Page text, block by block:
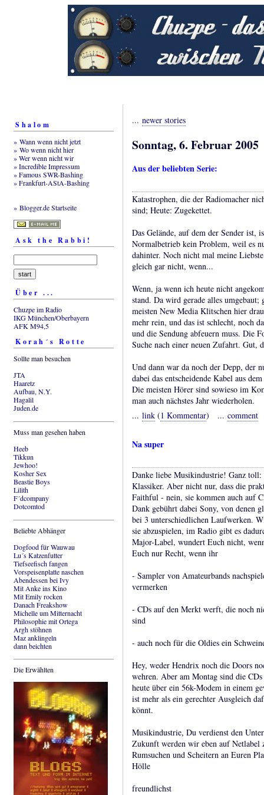
Shalom
» Wann wenn nicht jetzt
» Wo wenn nicht hier
» Wer wenn nicht wir
» Incredible Impressum
» Famous SWR-Bashing
» Frankfurt-AStA-Bashing
» Blogger.de Startseite
Ask the Rabbi!
Über ...
Chuzpe im Radio
IKG München/Oberbayern
AFK M94,5
Korah´s Rotte
Sollte man besuchen
JTA
Haaretz
Aufbau, N.Y.
Hagalil
Juden.de
Muss man gesehen haben
Heeb
Tikkun
Jewhoo!
Kosher Sex
Beastie Boys
Lilith
F´dcompany
Dotcomtod
Beliebte Abhänger
Dogfood für Wauwau
Lu´s Katzenfutter
Tiefseefisch fangen
Vorspeisenplatte naschen
Abendessen bei Ivy
Mit Anke ins Kino
Mit Emily rocken
Danach Freakshow
Michelle um Mitternacht
Philosophie mit Ortega
Argh stöhnen
Maz anklingeln
dann beichten
Die Erwählten
... newer stories
Sonntag, 6. Februar 2005
Aus der beliebten Serie:
Katastrophen, die der Radiomacher
sind; Heute: Zugekettet.
Das Gelände, auf dem der Sender
Normalbetrieb kein Problem, weil es
dahinter. Noch nicht mal meine
gleich gar nicht, wenn...
Wenn, ja wenn ich heute nicht
stand. Da wird gerade alles
meisten New Media Klitschen hier
mehr rein, und das ist schlecht, noch
und die Sendung abfeuern muss. Die
Suche nach einer neuen Zufahrt. Gut,
Und dann war da noch der Depp, der
dabei das entscheidende Kabel aus
Die meisten Hörer sind sowieso im
man auch nächstes Jahr wiederholen.
... link (1 Kommentar) ... comment
Na super
Danke liebe Musikindustrie! Ganz
Klassiker. Aber nicht nur, dass die
Faithful - nein, sie kommen auch auf
Dank gebührt dabei Sony, von denen
bei 3 unterschiedlichen Laufwerken.
sie abzuspielen, im Radio gibt es
Major-Label, wundert Euch nicht,
Euch nur Recht, wenn ihr
- Sampler von Amateurbands
vermerken
- CDs auf den Merkt werft, die noch
sind
- auch noch für die Oldies ein
Hey, weder Hendrix noch die Doors
wehren. Aber am Montag sind die
heute über ein 56k-Modem in einem
ist mehr als ein gerechter Ausgleich
könnt.
Musikindustrie, Du verdienst den
Zukunft werden wir eben auf Netlabel
Rumsuchen und Scheitern an Euren
Hölle
freundlichst